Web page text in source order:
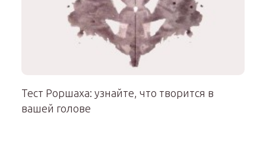
Тест Роршаха: узнайте, что творится в
вашей голове